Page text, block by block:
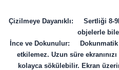
Çizilmeye Dayanıklı: Sertliği 8-
objelerle
İnce ve Dokunulur: Dokunmatik
etkilemez. Uzun süre
kolayca sökülebilir. Ekran